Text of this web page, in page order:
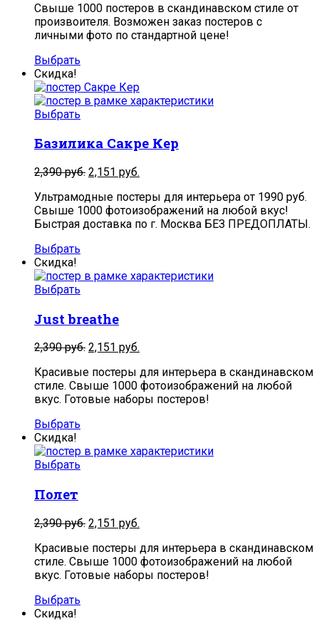
Свыше 1000 постеров в скандинавском стиле от
произвоителя. Возможен заказ постеров с
личными фото по стандартной цене!
Выбрать
Скидка!
Выбрать
Базилика Сакре Кер
2,390руб. 2,151 руб.
Ультрамодные постеры для интерьера от 1990 руб.
Свыше 1000 фотоизображений на любой вкус!
Быстрая доставка по г. Москва БЕЗ ПРЕДОПЛАТЫ.
Выбрать
Скидка!
Выбрать
Just breathe
2,390руб. 2,151 руб.
Красивые постеры для интерьера в скандинавском
стиле. Свыше 1000 фотоизображений на любой
вкус. Готовые наборы постеров!
Выбрать
Скидка!
Выбрать
Полет
2,390руб. 2,151 руб.
Красивые постеры для интерьера в скандинавском
стиле. Свыше 1000 фотоизображений на любой
вкус. Готовые наборы постеров!
Выбрать
Скидка!